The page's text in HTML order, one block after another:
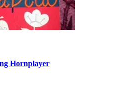
Hornplayer